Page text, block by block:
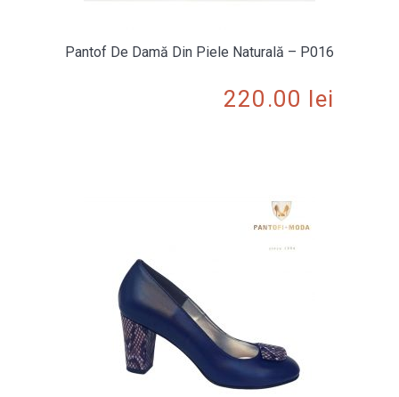
Pantof De Damă Din Piele Naturală – P016
220.00 lei